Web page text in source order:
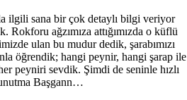
ilgili sana bir çok detaylı bilgi veriyor
ağzımıza attığımızda o küflü
ulan bu mudur dedik, şarabımızı
öğrendik; hangi peynir, hangi şarap ile
peyniri sevdik. Şimdi de seninle hızlı
Başgann…